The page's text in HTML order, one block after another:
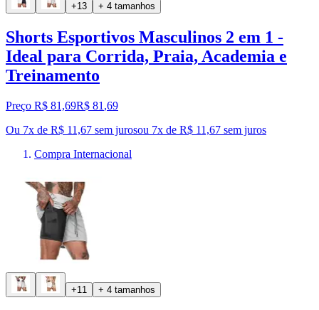
+13 + 4 tamanhos
Shorts Esportivos Masculinos 2 em 1 -
Ideal para Corrida, Praia, Academia e
Treinamento
Preço R$ 81,69R$ 81 ,69
Ou 7x de R$ 11,67 sem jurosou 7x de R$ 11,67 sem juros
Compra Internacional
+11 + 4 tamanhos